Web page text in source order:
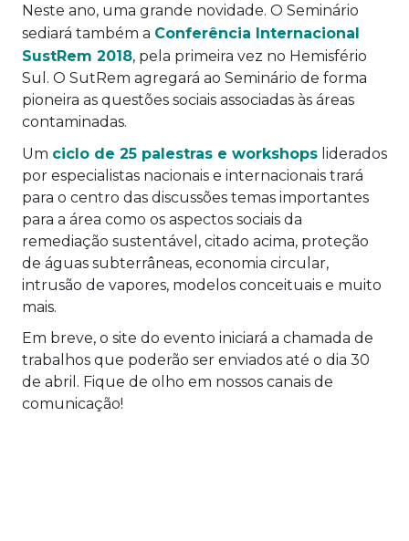
Neste ano, uma grande novidade. O Seminário
sediará também a Conferência Internacional
SustRem 2018, pela primeira vez no Hemisfério
Sul. O SutRem agregará ao Seminário de forma
pioneira as questões sociais associadas às áreas
contaminadas.
Um ciclo de 25 palestras e workshops liderados
por especialistas nacionais e internacionais trará
para o centro das discussões temas importantes
para a área como os aspectos sociais da
remediação sustentável, citado acima, proteção
de águas subterrâneas, economia circular,
intrusão de vapores, modelos conceituais e muito
mais.
Em breve, o site do evento iniciará a chamada de
trabalhos que poderão ser enviados até o dia 30
de abril. Fique de olho em nossos canais de
comunicação!